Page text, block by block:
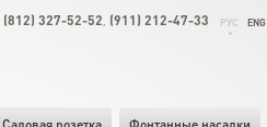
(812) 327-52-52 (911) 212-47-33 РУС ENG